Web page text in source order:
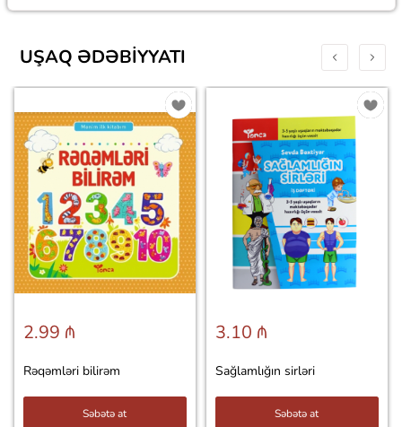
UŞAQ ƏDƏBIYYATI
2.99 ₼
Rəqəmləri bilirəm
Səbətə at
3.10 ₼
Sağlamlığın sirləri
Səbətə at